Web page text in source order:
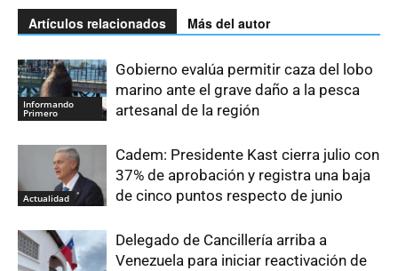
Artículos relacionados Más del autor
Informando
Primero
Gobierno evalúa permitir caza del lobo
marino ante el grave daño a la pesca
artesanal de la región
Actualidad
Cadem: Presidente Kast cierra julio con
37% de aprobación y registra una baja
de cinco puntos respecto de junio
Delegado de Cancillería arriba a
Venezuela para iniciar reactivación de